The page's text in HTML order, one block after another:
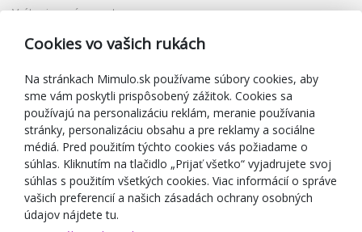
Vrátenie a výmena tovaru
Reklamácia
Darčekové poukážky
Zľavové kupóny
Blog
O predajcovi
Mimulo.sk
Obchodné podmienky
Ochrana osobných údajov GDPR
Kontakty
Cookies vo vašich rukách
Na stránkach Mimulo.sk používame súbory cookies, aby
sme vám poskytli prispôsobený zážitok. Cookies sa
používajú na personalizáciu reklám, meranie používania
stránky, personalizáciu obsahu a pre reklamy a sociálne
médiá. Pred použitím týchto cookies vás požiadame o
súhlas. Kliknutím na tlačidlo „Prijať všetko“ vyjadrujete svoj
súhlas s použitím všetkých cookies. Viac informácií o správe
vašich preferencií a našich zásadách ochrany osobných
údajov nájdete tu.